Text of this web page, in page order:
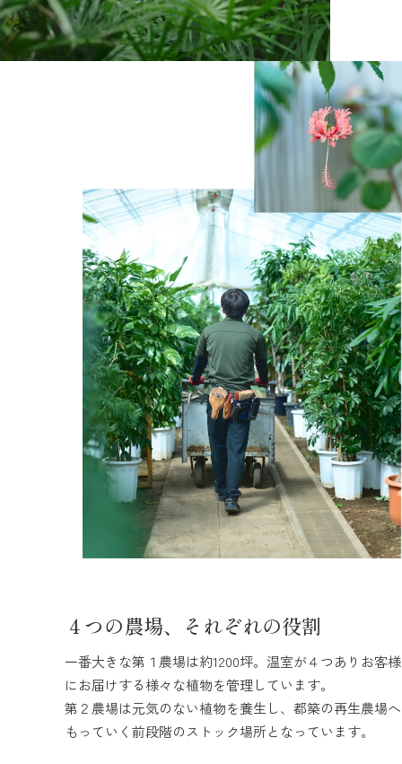
４つの農場、それぞれの役割
一番大きな第１農場は約1200坪。温室が４つありお客様
にお届けする様々な植物を管理しています。
第２農場は元気のない植物を養生し、都築の再生農場へ
もっていく前段階のストック場所となっています。